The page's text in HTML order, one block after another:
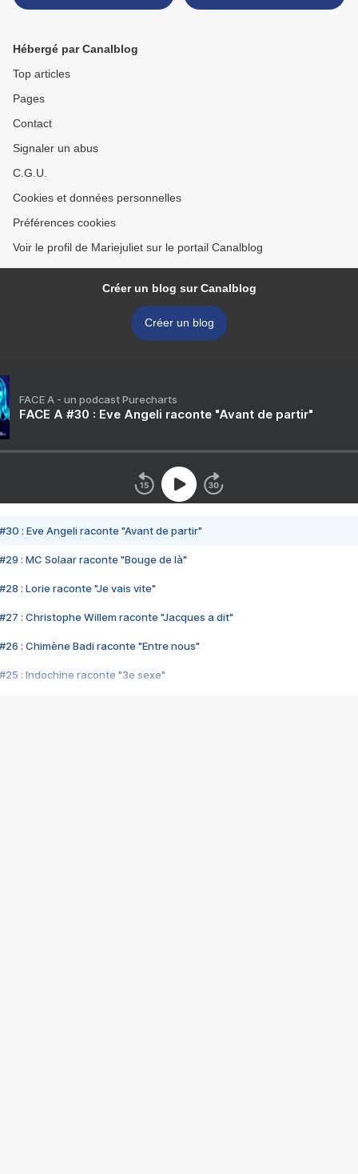
Richelle Mead >
Hébergé par Canalblog
Top articles
Pages
Contact
Signaler un abus
C.G.U.
Cookies et données personnelles
Préférences cookies
Voir le profil de Mariejuliet sur le portail Canalblog
Créer un blog sur Canalblog
Créer un blog
FACE A - un podcast Purecharts
FACE A #30 : Eve Angeli raconte "Avant de partir"
#30 : Eve Angeli raconte "Avant de partir"
#29 : MC Solaar raconte "Bouge de là"
#28 : Lorie raconte "Je vais vite"
#27 : Christophe Willem raconte "Jacques a dit"
#26 : Chimène Badi raconte "Entre nous"
#25 : Indochine raconte "3e sexe"